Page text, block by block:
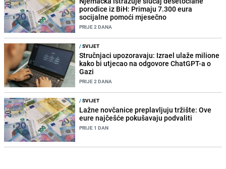
porodice iz BiH: Primaju 7.300 eura
socijalne pomoći mjesečno
PRIJE 2 DANA
/SVIJET
Stručnjaci upozoravaju: Izrael ulaže milione
kako bi utjecao na odgovore ChatGPT-a o
Gazi
PRIJE 2 DANA
/SVIJET
Lažne novčanice preplavljuju tržište: Ove
eure najčešće pokušavaju podvaliti
PRIJE 1 DAN